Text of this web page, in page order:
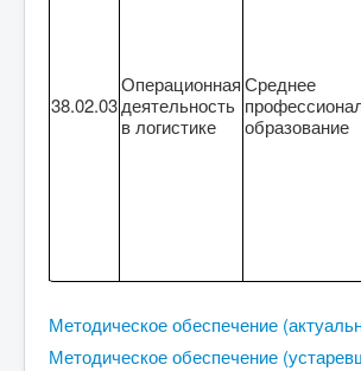
38.02.03
Операционная
деятельность
в логистике
Среднее
образование
Методическое обеспечение
Методическое обеспечение